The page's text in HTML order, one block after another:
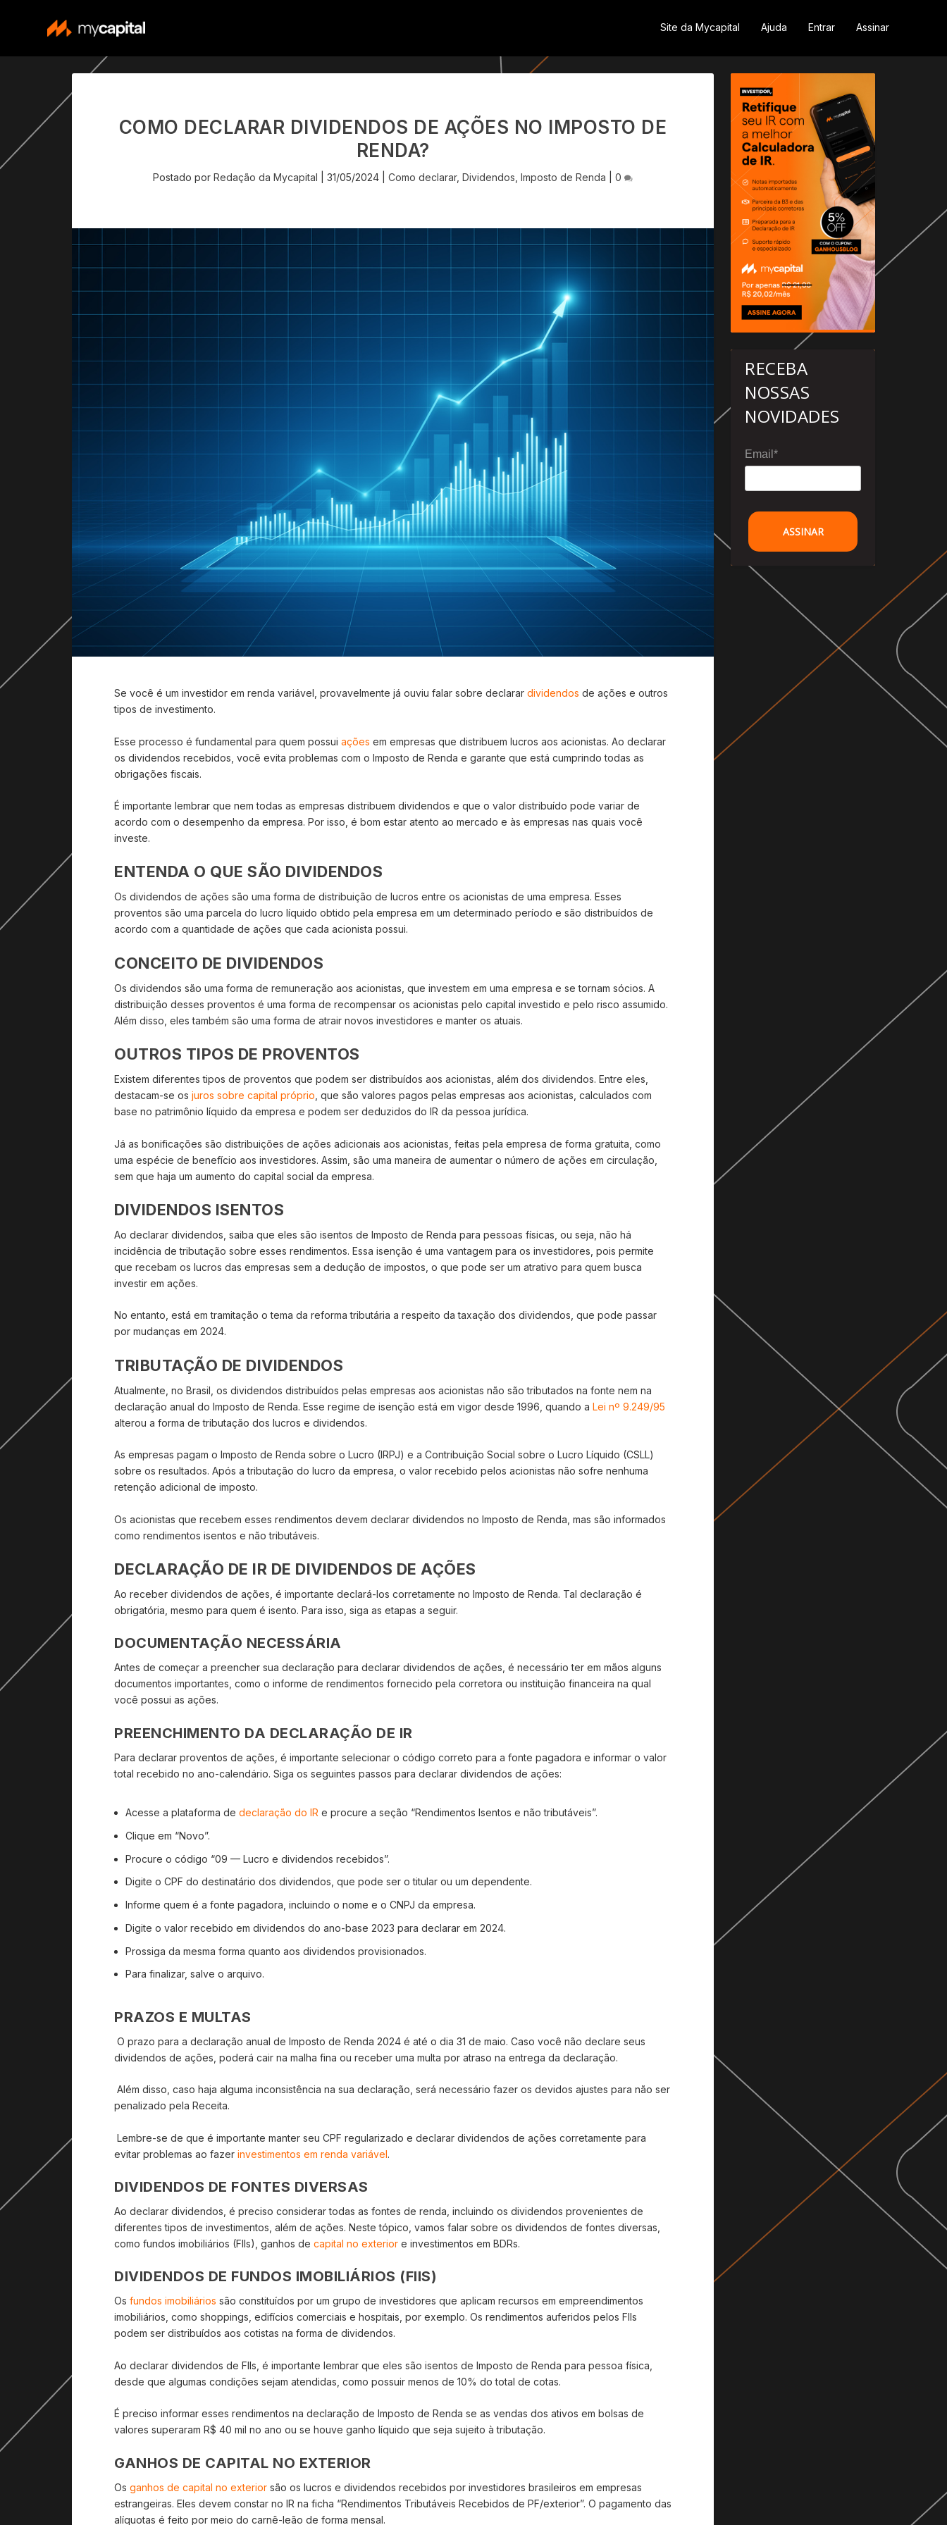
Site da Mycapital Ajuda Entrar Assinar
COMO DECLARAR DIVIDENDOS DE AÇÕES NO IMPOSTO DE
RENDA?
Postado porRedação da Mycapital |31/05/2024 |Como declarar,Dividendos ,Imposto de Renda |0
Se você é um investidor em renda variável, provavelmente já ouviu falar sobre declarar dividendos de ações e outros
tipos de investimento.
Esse processo é fundamental para quem possui ações em empresas que distribuem lucros aos acionistas. Ao declarar
os dividendos recebidos, você evita problemas com o Imposto de Renda e garante que está cumprindo todas as
obrigações fiscais.
É importante lembrar que nem todas as empresas distribuem dividendos e que o valor distribuído pode variar de
acordo com o desempenho da empresa. Por isso, é bom estar atento ao mercado e às empresas nas quais você
investe.
ENTENDA O QUE SÃO DIVIDENDOS
Os dividendos de ações são uma forma de distribuição de lucros entre os acionistas de uma empresa. Esses
proventos são uma parcela do lucro líquido obtido pela empresa em um determinado período e são distribuídos de
acordo com a quantidade de ações que cada acionista possui.
CONCEITO DE DIVIDENDOS
Os dividendos são uma forma de remuneração aos acionistas, que investem em uma empresa e se tornam sócios. A
distribuição desses proventos é uma forma de recompensar os acionistas pelo capital investido e pelo risco assumido.
Além disso, eles também são uma forma de atrair novos investidores e manter os atuais.
OUTROS TIPOS DE PROVENTOS
Existem diferentes tipos de proventos que podem ser distribuídos aos acionistas, além dos dividendos. Entre eles,
destacam-se os juros sobre capital próprio , que são valores pagos pelas empresas aos acionistas, calculados com
base no patrimônio líquido da empresa e podem ser deduzidos do IR da pessoa jurídica.
Já as bonificações são distribuições de ações adicionais aos acionistas, feitas pela empresa de forma gratuita, como
uma espécie de benefício aos investidores. Assim, são uma maneira de aumentar o número de ações em circulação,
sem que haja um aumento do capital social da empresa.
DIVIDENDOS ISENTOS
Ao declarar dividendos, saiba que eles são isentos de Imposto de Renda para pessoas físicas, ou seja, não há
incidência de tributação sobre esses rendimentos. Essa isenção é uma vantagem para os investidores, pois permite
que recebam os lucros das empresas sem a dedução de impostos, o que pode ser um atrativo para quem busca
investir em ações.
No entanto, está em tramitação o tema da reforma tributária a respeito da taxação dos dividendos, que pode passar
por mudanças em 2024.
TRIBUTAÇÃO DE DIVIDENDOS
Atualmente, no Brasil, os dividendos distribuídos pelas empresas aos acionistas não são tributados na fonte nem na
declaração anual do Imposto de Renda. Esse regime de isenção está em vigor desde 1996, quando a Lei nº 9.249/95
alterou a forma de tributação dos lucros e dividendos.
As empresas pagam o Imposto de Renda sobre o Lucro (IRPJ) e a Contribuição Social sobre o Lucro Líquido (CSLL)
sobre os resultados. Após a tributação do lucro da empresa, o valor recebido pelos acionistas não sofre nenhuma
retenção adicional de imposto.
Os acionistas que recebem esses rendimentos devem declarar dividendos no Imposto de Renda, mas são informados
como rendimentos isentos e não tributáveis.
DECLARAÇÃO DE IR DE DIVIDENDOS DE AÇÕES
Ao receber dividendos de ações, é importante declará-los corretamente no Imposto de Renda. Tal declaração é
obrigatória, mesmo para quem é isento. Para isso, siga as etapas a seguir.
DOCUMENTAÇÃO NECESSÁRIA
Antes de começar a preencher sua declaração para declarar dividendos de ações, é necessário ter em mãos alguns
documentos importantes, como o informe de rendimentos fornecido pela corretora ou instituição financeira na qual
você possui as ações.
PREENCHIMENTO DA DECLARAÇÃO DE IR
Para declarar proventos de ações, é importante selecionar o código correto para a fonte pagadora e informar o valor
total recebido no ano-calendário. Siga os seguintes passos para declarar dividendos de ações:
Acesse a plataforma de declaração do IR e procure a seção “Rendimentos Isentos e não tributáveis”.
Clique em “Novo”.
Procure o código “09 — Lucro e dividendos recebidos”.
Digite o CPF do destinatário dos dividendos, que pode ser o titular ou um dependente.
Informe quem é a fonte pagadora, incluindo o nome e o CNPJ da empresa.
Digite o valor recebido em dividendos do ano-base 2023 para declarar em 2024.
Prossiga da mesma forma quanto aos dividendos provisionados.
Para finalizar, salve o arquivo.
PRAZOS E MULTAS
O prazo para a declaração anual de Imposto de Renda 2024 é até o dia 31 de maio. Caso você não declare seus
dividendos de ações, poderá cair na malha fina ou receber uma multa por atraso na entrega da declaração.
Além disso, caso haja alguma inconsistência na sua declaração, será necessário fazer os devidos ajustes para não ser
penalizado pela Receita.
Lembre-se de que é importante manter seu CPF regularizado e declarar dividendos de ações corretamente para
evitar problemas ao fazer investimentos em renda variável.
DIVIDENDOS DE FONTES DIVERSAS
Ao declarar dividendos, é preciso considerar todas as fontes de renda, incluindo os dividendos provenientes de
diferentes tipos de investimentos, além de ações. Neste tópico, vamos falar sobre os dividendos de fontes diversas,
como fundos imobiliários (FIIs), ganhos de capital no exterior e investimentos em BDRs.
DIVIDENDOS DE FUNDOS IMOBILIÁRIOS (FIIS)
Os fundos imobiliários são constituídos por um grupo de investidores que aplicam recursos em empreendimentos
imobiliários, como shoppings, edifícios comerciais e hospitais, por exemplo. Os rendimentos auferidos pelos FIIs
podem ser distribuídos aos cotistas na forma de dividendos.
Ao declarar dividendos de FIIs, é importante lembrar que eles são isentos de Imposto de Renda para pessoa física,
desde que algumas condições sejam atendidas, como possuir menos de 10% do total de cotas.
É preciso informar esses rendimentos na declaração de Imposto de Renda se as vendas dos ativos em bolsas de
valores superaram R$ 40 mil no ano ou se houve ganho líquido que seja sujeito à tributação.
GANHOS DE CAPITAL NO EXTERIOR
Os ganhos de capital no exterior são os lucros e dividendos recebidos por investidores brasileiros em empresas
estrangeiras. Eles devem constar no IR na ficha “Rendimentos Tributáveis Recebidos de PF/exterior”. O pagamento das
alíquotas é feito por meio do carnê-leão de forma mensal.
RECEBA
NOSSAS
NOVIDADES
Email*
ASSINAR